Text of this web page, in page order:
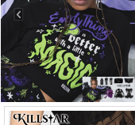
全部尺寸 XS-S
XL
XL-XXL
US9